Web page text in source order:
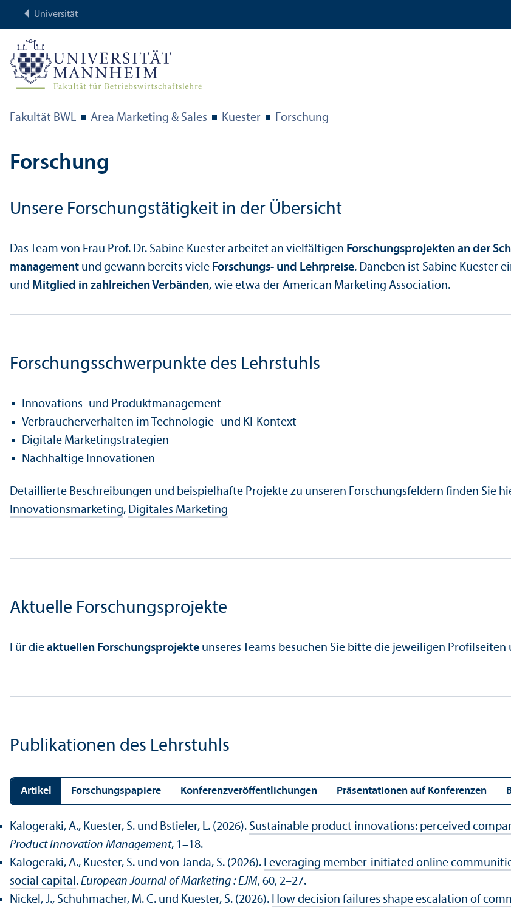
Universität
Fakultät BWL Area Marketing & Sales Kuester Forschung
Forschung
Unsere Forschungs­tätigkeit in der Über­sicht
Das Team von Frau Prof. Dr. Sabine Kuester arbeitet an vielfältigen Forschungs­projekten an der
management und gewann bereits viele Forschungs- und Lehr­preise. Daneben ist Sabine Kuester
und Mitglied in zahlreichen Verbänden, wie etwa der American Marketing Association.
Forschungs­schwerpunkte des Lehr­stuhls
Innovations- und Produkt­management
Verbraucher­verhalten im Technologie- und KI-Kontext
Digitale Marketing­strategien
Nachhaltige Innovationen
Detaillierte Beschreibungen und beispielhafte Projekte zu unseren Forschungs­feldern finden Sie
Innovations­marketing, Digitales Marketing
Aktuelle Forschungs­projekte
Für die aktuellen Forschungs­projekte unseres Teams besuchen Sie bitte die jeweiligen Profilseiten
Publikationen des Lehr­stuhls
Artikel Forschungs­papiere Konferenz­veröffentlichungen Präsentationen auf Konferenzen
Kalogeraki, A., Kuester, S. und Bstieler, L. (2026). Sustainable product innovations: perceived
Product Innovation Management, 1–18.
Kalogeraki, A., Kuester, S. und von Janda, S. (2026). Leveraging member-initiated online
social capital. European Journal of Marketing : EJM, 60, 2–27.
Nickel, J., Schuhmacher, M. C. und Kuester, S. (2026). How decision failures shape escalation of